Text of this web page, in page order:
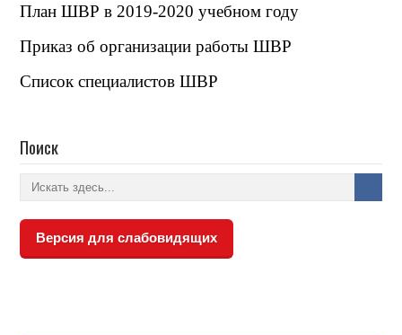
План ШВР в 2019-2020 учебном году
Приказ об организации работы ШВР
Список специалистов ШВР
Поиск
Версия для слабовидящих